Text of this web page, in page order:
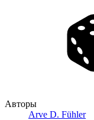
Авторы
Arve D. Fühler